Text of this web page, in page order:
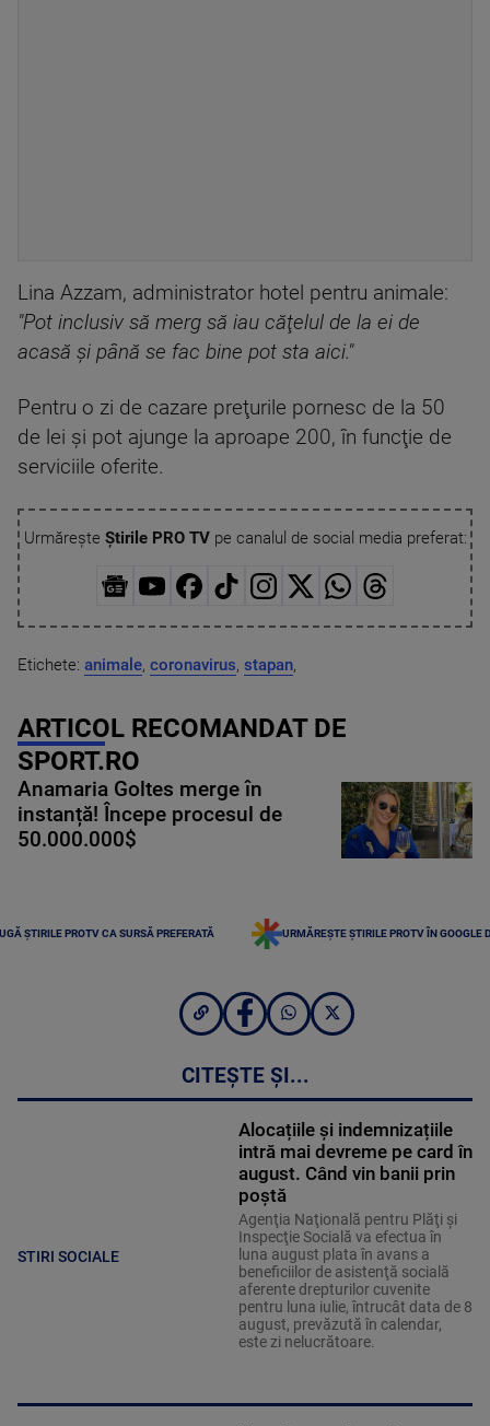
Lina Azzam, administrator hotel pentru animale:
"Pot inclusiv să merg să iau căţelul de la ei de
acasă şi până se fac bine pot sta aici."
Pentru o zi de cazare preţurile pornesc de la 50
de lei şi pot ajunge la aproape 200, în funcţie de
serviciile oferite.
Urmărește Știrile PRO TVpe canalul de social media preferat:
Etichete: animale, coronavirus, stapan,
ARTICOL RECOMANDAT DE
SPORT.RO
Anamaria Goltes merge în
instanță! Începe procesul de
50.000.000$
ȘTIRILE PROTV CA SURSĂ PREFERATĂ URMĂREȘTE ȘTIRILE PROTV ÎN GOOGLE
CITEȘTE ȘI...
STIRI SOCIALE
Alocațiile și indemnizațiile
intră mai devreme pe card în
august. Când vin banii prin
poștă
Agenţia Naţională pentru Plăţi şi
Inspecţie Socială va efectua în
luna august plata în avans a
beneficiilor de asistenţă socială
aferente drepturilor cuvenite
pentru luna iulie, întrucât data de 8
august, prevăzută în calendar,
este zi nelucrătoare.